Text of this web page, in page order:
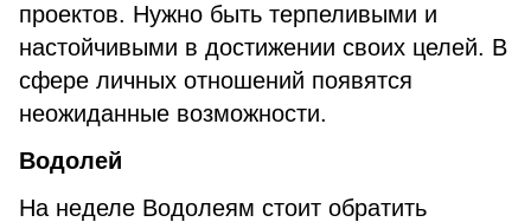
проектов. Нужно быть терпеливыми и
настойчивыми в достижении своих целей. В
сфере личных отношений появятся
неожиданные возможности.
Водолей
На неделе Водолеям стоит обратить